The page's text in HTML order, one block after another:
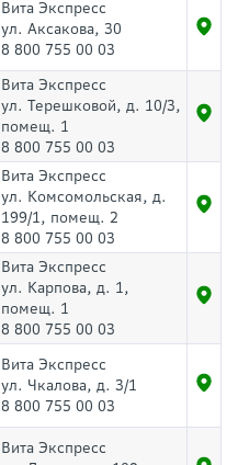
Вита Экспресс
ул. Аксакова, 30
8 800 755 00 03
Вита Экспресс
ул. Терешковой, д. 10/3,
помещ. 1
8 800 755 00 03
Вита Экспресс
ул. Комсомольская, д.
199/1, помещ. 2
8 800 755 00 03
Вита Экспресс
ул. Карпова, д. 1,
помещ. 1
8 800 755 00 03
Вита Экспресс
ул. Чкалова, д. 3/1
8 800 755 00 03
Вита Экспресс